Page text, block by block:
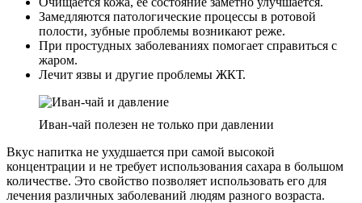
Замедляются патологические процессы в ротовой
полости, зубные проблемы возникают реже.
При простудных заболеваниях помогает справиться с
жаром.
Лечит язвы и другие проблемы ЖКТ.
Иван-чай полезен не только при давлении
Вкус напитка не ухудшается при самой высокой
концентрации и не требует использования сахара в большом
количестве. Это свойство позволяет использовать его для
лечения различных заболеваний людям разного возраста.